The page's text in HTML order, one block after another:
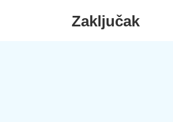
Zaključak